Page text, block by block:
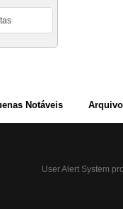
Notáveis Arquivo
User Alert System